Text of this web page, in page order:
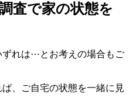
査で家の状態を
ずれは⋯とお考えの場合もご
、ご自宅の状態を一緒に見